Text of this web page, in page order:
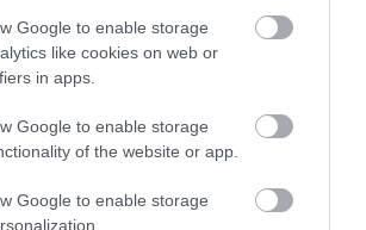
Google to enable storage
like cookies on web or
in apps.
Google to enable storage
of the website or app.
Google to enable storage
meg a munkát. A helyiek eleinte
a vérengző cápáról
fényt vet majd a nyári
túlzsúfoltsággal és logisztikai
kellett küzdeniük. A nyílt
volt a helyzet: a hajókat
tartani, a fények folyton